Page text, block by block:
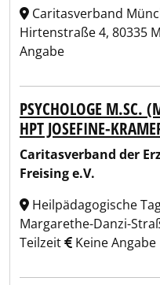
Caritasverband
Hirtenstraße 4, 80335
Angabe
PSYCHOLOGE M.SC.
HPT JOSEFINE-
Caritasverband der
Freising e.V.
Heilpädagogische
Margarethe-Danzi-
Teilzeit
Keine Angabe